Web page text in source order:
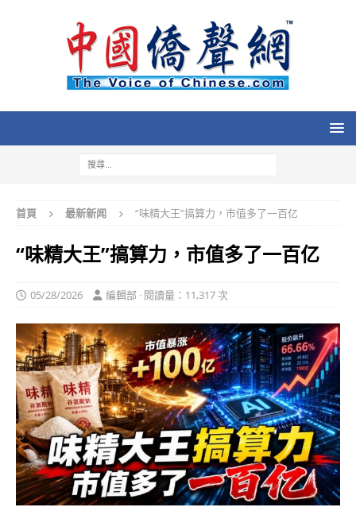
首頁 最新新闻 “味精大王”搞算力，市值多了一百亿
“味精大王”搞算力，市值多了一百亿
05/28/2026 編輯部 · 閱讀量：11,317 次